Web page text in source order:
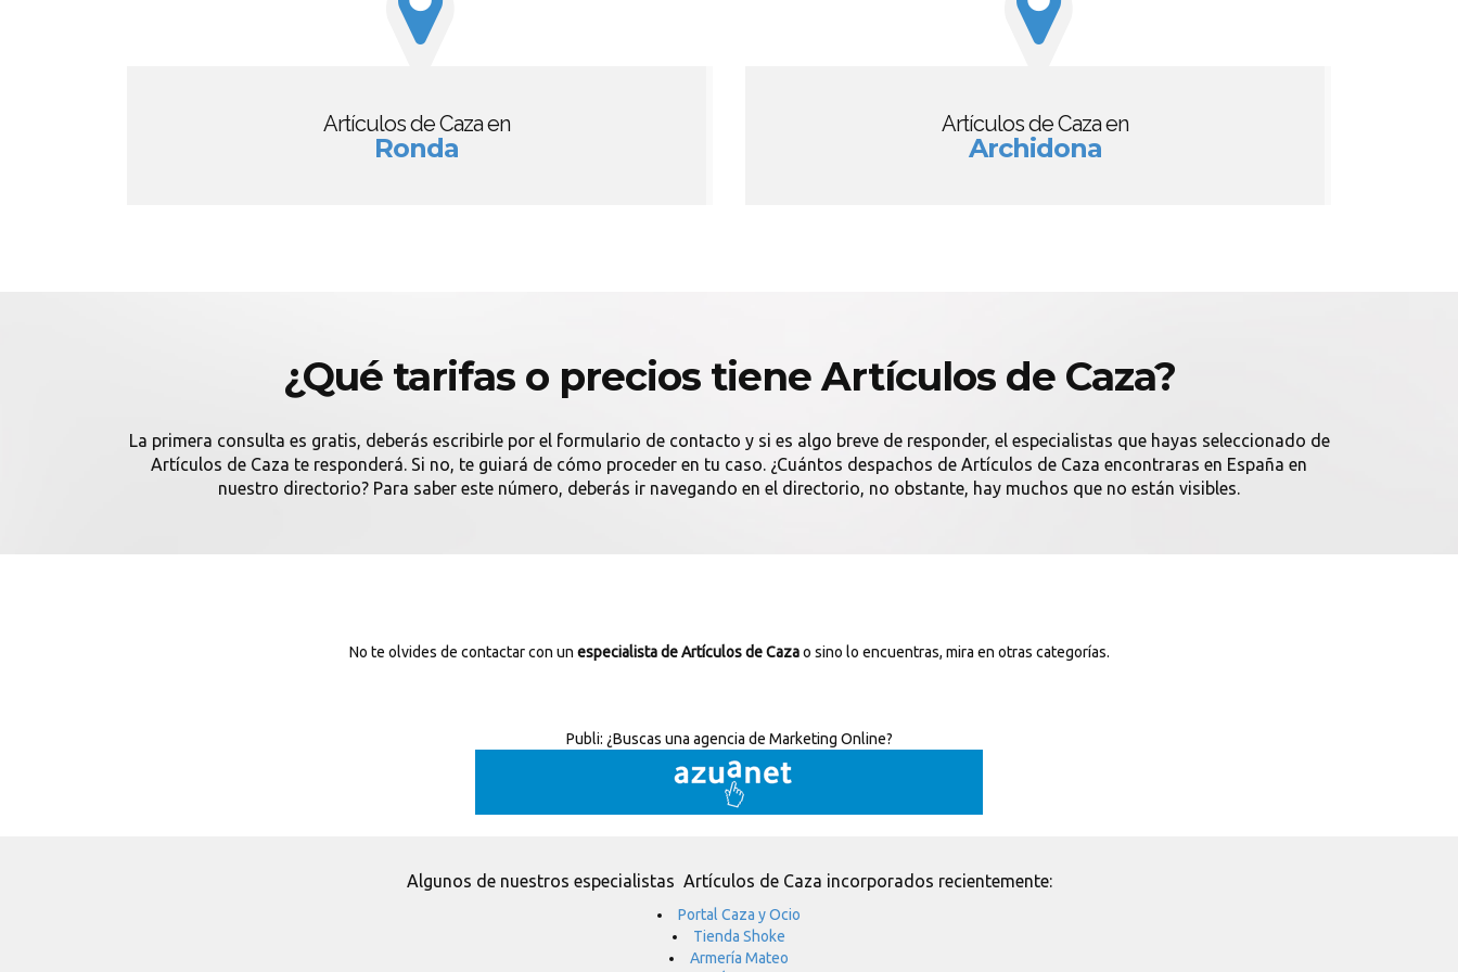
Artículos de Caza en
Ronda
Artículos de Caza en
Archidona
¿Qué tarifas o precios tiene Artículos de Caza?
La primera consulta es gratis, deberás escribirle por el formulario de contacto y si es algo breve de responder, el especialistas que hayas seleccionado de
Artículos de Caza te responderá. Si no, te guiará de cómo proceder en tu caso. ¿Cuántos despachos de Artículos de Caza encontraras en España en
nuestro directorio? Para saber este número, deberás ir navegando en el directorio, no obstante, hay muchos que no están visibles.
No te olvides de contactar con un especialista de Artículos de Cazao sino lo encuentras, mira en otras categorías.
Publi: ¿Buscas una agencia de Marketing Online?
Algunos de nuestros especialistas Artículos de Caza incorporados recientemente:
Portal Caza y Ocio
Tienda Shoke
Armería Mateo